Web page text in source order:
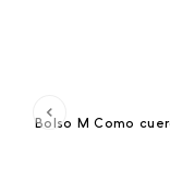
Bolso M Como